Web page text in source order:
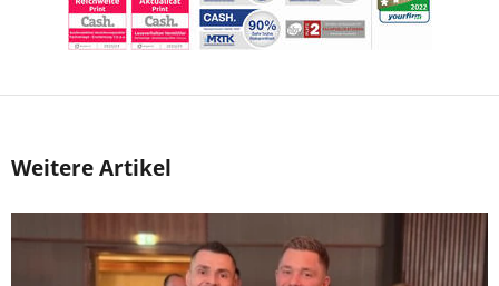
Weitere Artikel